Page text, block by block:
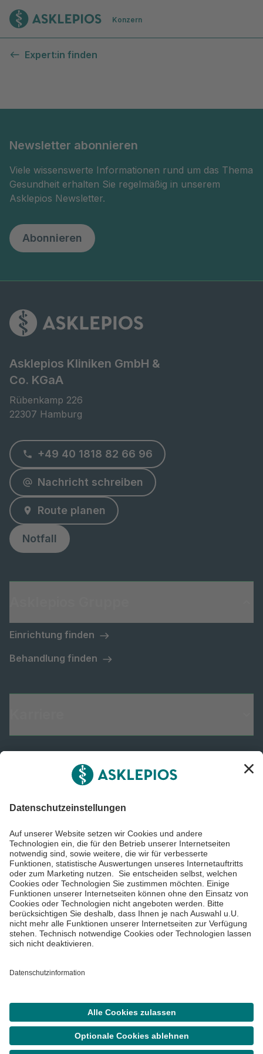
Zur Startseite
Konzern
Expert:in finden
Newsletter abonnieren
Viele wissenswerte Informationen rund um das Thema
Gesundheit erhalten Sie regelmäßig in unserem
Asklepios Newsletter.
Abonnieren
Asklepios Kliniken GmbH &
Co. KGaA
Rübenkamp 226
22307 Hamburg
+49 40 1818 82 66 96
Nachricht schreiben
Route planen
Notfall
Einrichtung finden
Behandlung finden
Informiert bleiben
Impressum
Datenschutzinformationen
Barrierefreiheit
©Asklepios Kliniken GmbH & Co. KGaA 2026